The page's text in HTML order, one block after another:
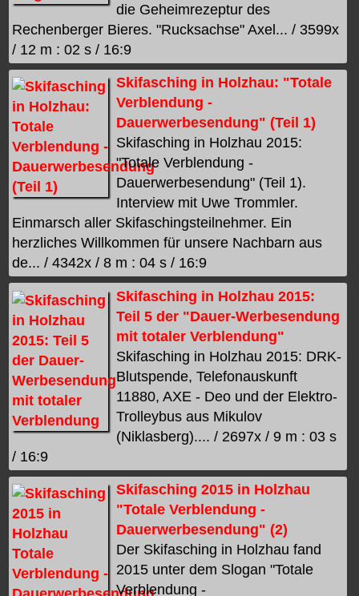
die Geheimrezeptur des
Rechenberger Bieres. "Rucksachse" Axel... / 3599x
/ 12 m : 02 s / 16:9
Skifasching in Holzhau: "Totale
Verblendung -
Dauerwerbesendung" (Teil 1)
Skifasching in Holzhau 2015:
"Totale Verblendung -
Dauerwerbesendung" (Teil 1).
Interview mit Uwe Trommler.
Einmarsch aller Skifaschingsteilnehmer. Ein
herzliches Willkommen für unsere Nachbarn aus
de... / 4342x / 8 m : 04 s / 16:9
Skifasching in Holzhau 2015:
Teil 5 der "Dauer-Werbesendung
mit totaler Verblendung"
Skifasching in Holzhau 2015: DRK-
Blutspende, Telefonauskunft
11880, AXE - Deo und der Elektro-
Trolleybus aus Mikulov
(Niklasberg).... / 2697x / 9 m : 03 s
/ 16:9
Skifasching 2015 in Holzhau
"Totale Verblendung -
Dauerwerbesendung" (2)
Der Skifasching in Holzhau fand
2015 unter dem Slogan "Totale
Verblendung -